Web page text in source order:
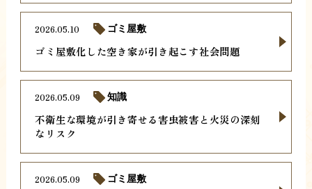
ゴミ屋敷化した空き家が引き起こす社会問題
2026.05.10 ゴミ屋敷
不衛生な環境が引き寄せる害虫被害と火災の深刻
なリスク
2026.05.09 知識
2026.05.09 ゴミ屋敷